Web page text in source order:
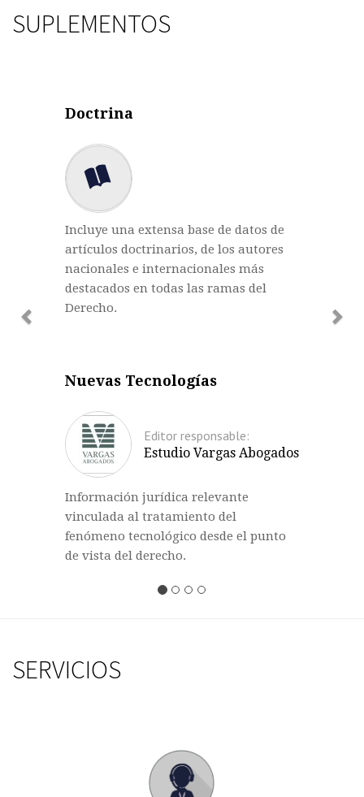
SUPLEMENTOS
Doctrina
Incluye una extensa base de datos de
artículos doctrinarios, de los autores
nacionales e internacionales más
destacados en todas las ramas del
Derecho.
Nuevas Tecnologías
Editor responsable:
Estudio Vargas Abogados
Información jurídica relevante
vinculada al tratamiento del
fenómeno tecnológico desde el punto
de vista del derecho.
SERVICIOS